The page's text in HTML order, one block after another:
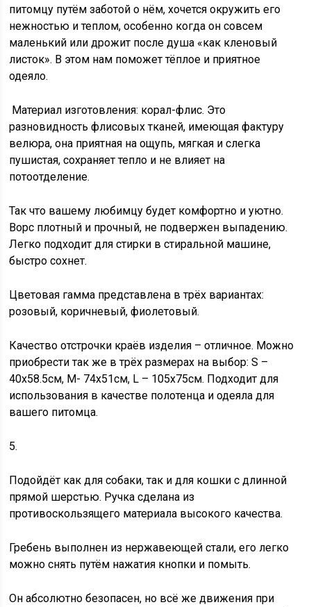
питомцу путём заботой о нём, хочется окружить его
нежностью и теплом, особенно когда он совсем
маленький или дрожит после душа «как кленовый
листок». В этом нам поможет тёплое и приятное
одеяло.
Материал изготовления: корал-флис. Это
разновидность флисовых тканей, имеющая фактуру
велюра, она приятная на ощупь, мягкая и слегка
пушистая, сохраняет тепло и не влияет на
потоотделение.
Так что вашему любимцу будет комфортно и уютно.
Ворс плотный и прочный, не подвержен выпадению.
Легко подходит для стирки в стиральной машине,
быстро сохнет.
Цветовая гамма представлена в трёх вариантах:
розовый, коричневый, фиолетовый.
Качество отстрочки краёв изделия – отличное. Можно
приобрести так же в трёх размерах на выбор: S –
40х58.5см, M- 74х51см, L – 105х75cм. Подходит для
использования в качестве полотенца и одеяла для
вашего питомца.
5.
Подойдёт как для собаки, так и для кошки с длинной
прямой шерстью. Ручка сделана из
противоскользящего материала высокого качества.
Гребень выполнен из нержавеющей стали, его легко
можно снять путём нажатия кнопки и помыть.
Он абсолютно безопасен, но всё же движения при